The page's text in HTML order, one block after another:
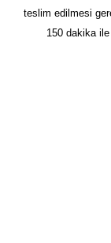
teslim edilmesi
150 dakika